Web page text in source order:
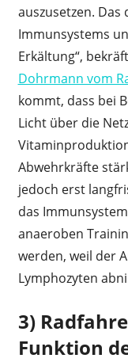
auszusetzen.
Immunsystems
Erkältung“,
Dohrmann vom
kommt, dass bei
Licht über die
Abwehrkräfte
jedoch erst
das
anaeroben
werden, weil der
Lymphozyten
3)
Funktion